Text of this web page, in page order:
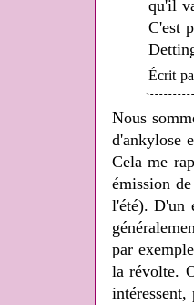
qu'il
C'est
Écrit
Nous
d'ankylose
Cela me
émission
l'été). D'un
par
la révolte.